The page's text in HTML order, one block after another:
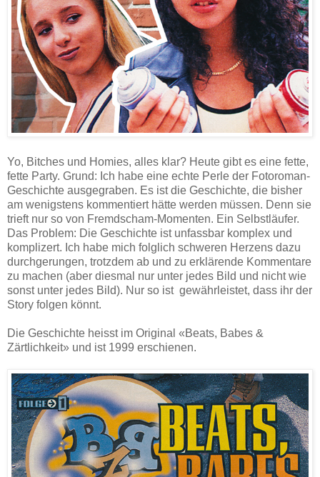
Yo, Bitches und Homies, alles klar? Heute gibt es eine fette,
fette Party. Grund: Ich habe eine echte Perle der Fotoroman-
Geschichte ausgegraben. Es ist die Geschichte, die bisher
am wenigstens kommentiert hätte werden müssen. Denn sie
trieft nur so von Fremdscham-Momenten. Ein Selbstläufer.
Das Problem: Die Geschichte ist unfassbar komplex und
komplizert. Ich habe mich folglich schweren Herzens dazu
durchgerungen, trotzdem ab und zu erklärende Kommentare
zu machen (aber diesmal nur unter jedes Bild und nicht wie
sonst unter jedes Bild). Nur so ist gewährleistet, dass ihr der
Story folgen könnt.
Die Geschichte heisst im Original «Beats, Babes &
Zärtlichkeit» und ist 1999 erschienen.